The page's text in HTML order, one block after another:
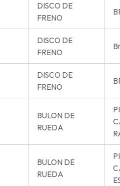
DISCO DE
FRENO
DISCO DE
FRENO
DISCO DE
FRENO
BULON DE
RUEDA
BULON DE
RUEDA